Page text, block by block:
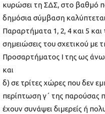
κυρώσει τη ΣΔΣ, στο βαθμό
δημόσια σύμβαση
Παραρτήματα 1, 2, 4 και 5 και
σημειώσεις του σχετικού με
Προσαρτήματος I της ως
και
δ) σε τρίτες χώρες που δεν
περίπτωση γ΄ της παρούσας
έχουν συνάψει διμερείς ή